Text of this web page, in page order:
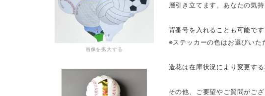
画像を拡大する
層引き立てます。あなたの気
背番号を入れることも可能で
※ステッカーの色はお選びいた
造花は在庫状況により変更す
その他、ご要望やご質問がご